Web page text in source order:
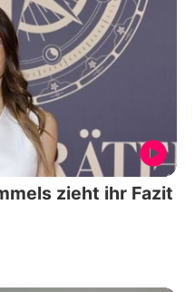
zieht ihr Fazit